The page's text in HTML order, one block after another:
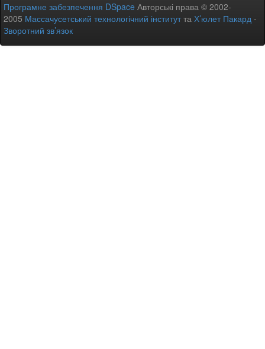
Програмне забезпечення DSpace Авторські права © 2002-
2005 Массачусетський технологічний інститутта Х’юлет Пакард -
Зворотний зв’язок